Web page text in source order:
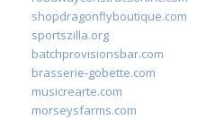
shopdragonflyboutique.com
sportszilla.org
batchprovisionsbar.com
brasserie-gobette.com
musicrearte.com
morseysfarms.com